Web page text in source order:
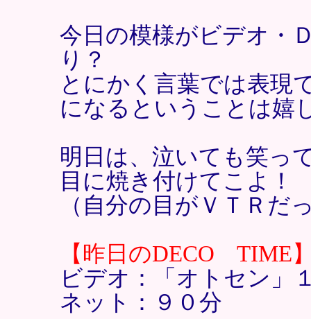
今日の模様がビデオ・
り？
とにかく言葉では表現
になるということは嬉
明日は、泣いても笑っ
目に焼き付けてこよ！
（自分の目がＶＴＲだ
【昨日のDECO TIME
ビデオ：「オトセン」
ネット：９０分